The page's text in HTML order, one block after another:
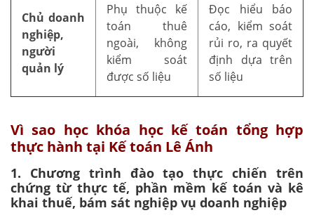
Chủ doanh
nghiệp,
người
quản lý
Phụ thuộc kế
toán thuê
ngoài, không
kiểm soát
được số liệu
Đọc hiểu báo
cáo, kiểm soát
rủi ro, ra quyết
định dựa trên
số liệu
Vì sao học khóa học kế toán tổng hợp
thực hành tại Kế toán Lê Ánh
1. Chương trình đào tạo thực chiến trên
chứng từ thực tế, phần mềm kế toán và kê
khai thuế, bám sát nghiệp vụ doanh nghiệp